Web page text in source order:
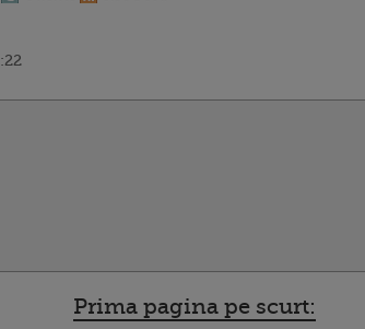
Prima pagina pe scurt: